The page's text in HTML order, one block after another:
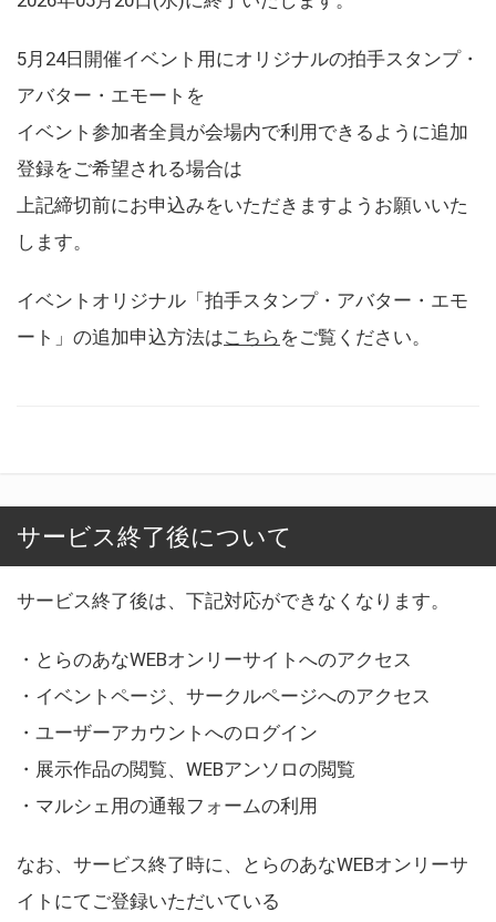
5月24日開催イベント用にオリジナルの拍手スタンプ・
アバター・エモートを
イベント参加者全員が会場内で利用できるように追加
登録をご希望される場合は
上記締切前にお申込みをいただきますようお願いいた
します。
イベントオリジナル「拍手スタンプ・アバター・エモ
ート」の追加申込方法はこちら をご覧ください。
サービス終了後について
サービス終了後は、下記対応ができなくなります。
・とらのあなWEBオンリーサイトへのアクセス
・イベントページ、サークルページへのアクセス
・ユーザーアカウントへのログイン
・展示作品の閲覧、WEBアンソロの閲覧
・マルシェ用の通報フォームの利用
なお、サービス終了時に、とらのあなWEBオンリーサ
イトにてご登録いただいている